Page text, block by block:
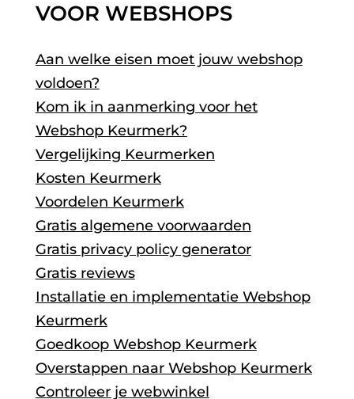
VOOR WEBSHOPS
Aan welke eisen moet jouw webshop
voldoen?
Kom ik in aanmerking voor het
Webshop Keurmerk?
Vergelijking Keurmerken
Kosten Keurmerk
Voordelen Keurmerk
Gratis algemene voorwaarden
Gratis privacy policy generator
Gratis reviews
Installatie en implementatie Webshop
Keurmerk
Goedkoop Webshop Keurmerk
Overstappen naar Webshop Keurmerk
Controleer je webwinkel